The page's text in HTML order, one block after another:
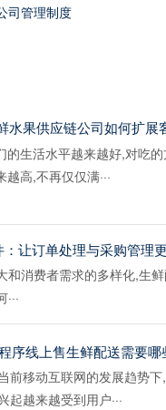
司管理制度
的生活水平越来越好,对吃
越高,不再仅仅满···
让订单处理与采购管理
和消费者需求的多样化,生
序线上售生鲜配送需要
前移动互联网的发展趋势
起越来越受到用户···